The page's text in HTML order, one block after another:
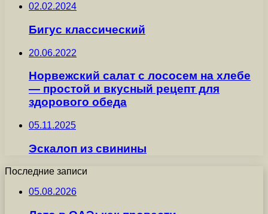
02.02.2024
Бигус классический
20.06.2022
Норвежский салат с лососем на хлебе
— простой и вкусный рецепт для
здорового обеда
05.11.2025
Эскалоп из свинины
Последние записи
05.08.2026